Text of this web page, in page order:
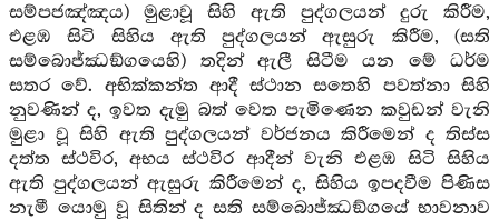
සම්පජඤ්ඤය) මුළාවූ සිහි ඇති පුද්ගලයන් දුරු කිරීම,
එළඹ සිටි සිහිය ඇති පුද්ගලයන් ඇසුරු කිරීම, (සති
සම්බොජ්ඣඞ්ගයෙහි) තදින් ඇලී සිටීම යන මේ ධර්ම
සතර වේ. අභික්කන්ත ආදී ස්ථාන සතෙහි පවත්නා සිහි
නුවණින් ද, ඉවත දැමු බත් වෙත පැමිණෙන කවුඩන් වැනි
මුළා වූ සිහි ඇති පුද්ගලයන් වර්ජනය කිරීමෙන් ද තිස්ස
දත්ත ස්ථවිර, අභය ස්ථවිර ආදීන් වැනි එළඹ සිටි සිහිය
ඇති පුද්ගලයන් ඇසුරු කිරීමෙන් ද, සිහිය ඉපදවීම පිණිස
නැමී යොමු වූ සිතින් ද සති සම්බොජ්ඣඞ්ගයේ භාවනාව